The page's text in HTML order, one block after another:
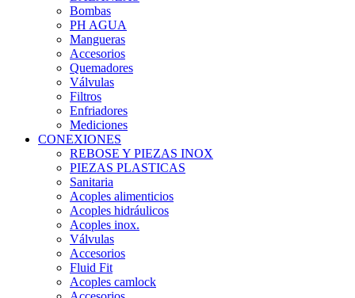
Bombas
PH AGUA
Mangueras
Accesorios
Quemadores
Válvulas
Filtros
Enfriadores
Mediciones
CONEXIONES
REBOSE Y PIEZAS INOX
PIEZAS PLASTICAS
Sanitaria
Acoples alimenticios
Acoples hidráulicos
Acoples inox.
Válvulas
Accesorios
Fluid Fit
Acoples camlock